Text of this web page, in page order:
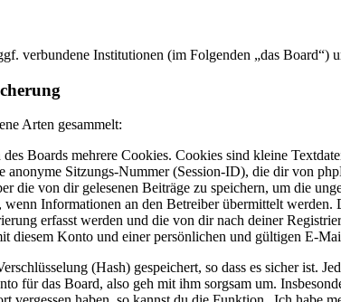
verbundene Institutionen (im Folgenden „das
Arten gesammelt:
Boards mehrere Cookies. Cookies sind kleine
Sitzungs-Nummer (Session-ID), die dir von
die von dir gelesenen Beiträge zu speichern, um die
wenn Informationen an den Betreiber übermittelt
erfasst werden und die von dir nach deiner
diesem Konto und einer persönlichen und gültigen E-
(Hash) gespeichert, so dass es sicher ist.
für das Board, also geh mit ihm sorgsam um.